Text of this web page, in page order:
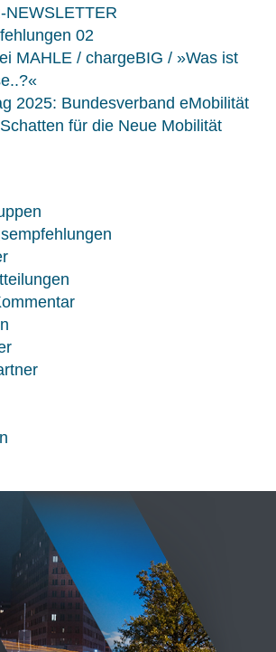
NEWSLETTER
02
MAHLE / chargeBIG / »Was ist
2025: Bundesverband eMobilität
für die Neue Mobilität